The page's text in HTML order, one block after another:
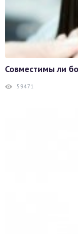
Совместимы ли
59471